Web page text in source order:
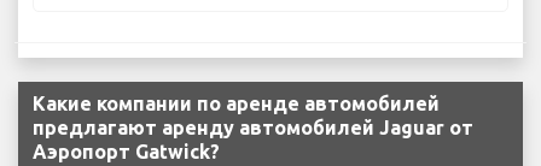
Какие компании по аренде автомобилей
предлагают аренду автомобилей Jaguar от
Аэропорт Gatwick?